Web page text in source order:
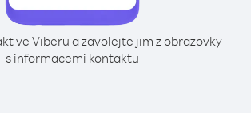
ve Viberu a zavolejte jim z obrazovky
s informacemi kontaktu